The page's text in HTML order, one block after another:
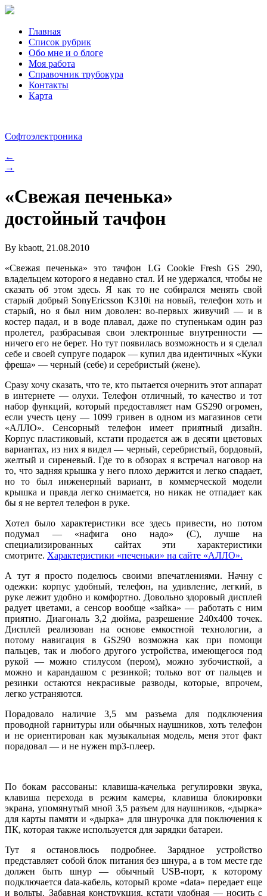
Главная
Список рубрик
Обо мне и о блоге
Моя работа
Справочник трубокура
Контакты
Карта
Софтоэлектроника
←
→
«Свежая печенька»
достойный тачфон
By kbaott, 21.08.2010
«Свежая печенька» это тачфон LG Cookie Fresh GS 290,
владельцем которого я недавно стал. И не удержался, чтобы не
сказать об этом здесь. Я как то не собирался менять свой
старый добрый SonyEricsson K310i на новый, телефон хоть и
старый, но я был ним доволен: во-первых живучий — и в
костер падал, и в воде плавал, даже по ступенькам один раз
пролетел, разбрасывая свои электронные внутренности —
ничего его не берет. Но тут появилась возможность и я сделал
себе и своей супруге подарок — купил два идентичных «Куки
фреша» — черный (себе) и серебристый (жене).
Сразу хочу сказать, что те, кто пытается очернить этот аппарат
в интернете — олухи. Телефон отличный, то качество и тот
набор функций, который предоставляет нам GS290 огромен,
если учесть цену — 1099 гривен в одном из магазинов сети
«АЛЛО». Сенсорный телефон имеет приятный дизайн.
Корпус пластиковый, кстати продается аж в десяти цветовых
вариантах, из них я видел — черный, серебристый, бордовый,
желтый и сиреневый. Где то в обзорах я встречал наговор на
то, что задняя крышка у него плохо держится и легко спадает,
но то был инженерный вариант, в коммерческой модели
крышка и правда легко снимается, но никак не отпадает как
бы я не вертел телефон в руке.
Хотел было характеристики все здесь привести, но потом
подумал — «нафига оно надо» (С), лучше на
специализированных сайтах эти характеристики
смотрите. Характеристики «печеньки» на сайте «АЛЛО».
А тут я просто поделюсь своими впечатлениями. Начну с
одежки: корпус удобный, телефон, на удивление, легкий, в
руке лежит удобно и комфортно. Довольно здоровый дисплей
радует цветами, а сенсор вообще «зайка» — работать с ним
приятно. Диагональ 3,2 дюйма, разрешение 240х400 точек.
Дисплей реализован на основе емкостной технологии, а
потому навигация в GS290 возможна как при помощи
пальцев, так и любого другого устройства, имеющегося под
рукой — можно стилусом (пером), можно зубочисткой, а
можно и карандашом с резинкой; только вот от пальцев и
резинки остаются некрасивые разводы, которые, впрочем,
легко устраняются.
Порадовало наличие 3,5 мм разъема для подключения
проводной гарнитуры или обычных наушников, хоть телефон
и не ориентирован как музыкальная модель, меня этот факт
порадовал — и не нужен mp3-плеер.
По бокам рассованы: клавиша-качелька регулировки звука,
клавиша перехода в режим камеры, клавиша блокировки
экрана, упомянутый мной 3,5 разъем для наушников, «дырка»
для карты памяти и «дырка» для шнурочка для поключения к
ПК, которая также используется для зарядки батареи.
Тут я остановлюсь подробнее. Зарядное устройство
представляет собой блок питания без шнура, а в том месте где
должен быть шнур — обычный USB-порт, к которому
подключается data-кабель, который кроме «data» передает еще
и вольты. Забавная конструкция, кстати удобная — носить с